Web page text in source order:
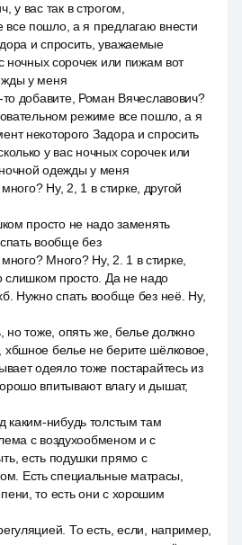
у вас так в строгом,
пошло, а я предлагаю внести
и спросить, уважаемые
ночных сорочек или пижам вот
у меня
добавите, Роман Вячеславович?
режиме все пошло, а я
некоторого Задора и спросить
у вас ночных сорочек или
одежды у меня
Ну, 2, 1 в стирке, другой
просто не надо заменять
вообще без
Много? Ну, 2. 1 в стирке,
слишком просто. Да не надо
Нужно спать вообще без неё. Ну,
но тоже, опять же, белье должно
белье не берите шёлковое,
одеяло тоже постарайтесь из
впитывают влагу и дышат,
каким-нибудь толстым там
с воздухообменом и с
есть подушки прямо с
Есть специальные матрасы,
то есть они с хорошим
То есть, если, например,